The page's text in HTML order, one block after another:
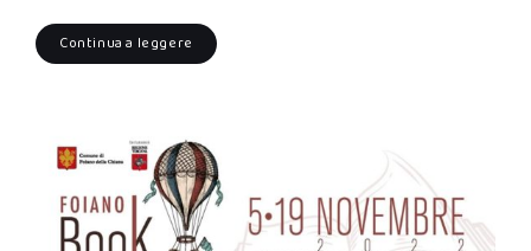
Continua a leggere